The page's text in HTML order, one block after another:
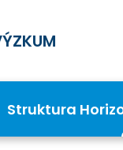
Struktura